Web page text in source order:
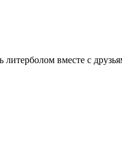
литерболом вместе с